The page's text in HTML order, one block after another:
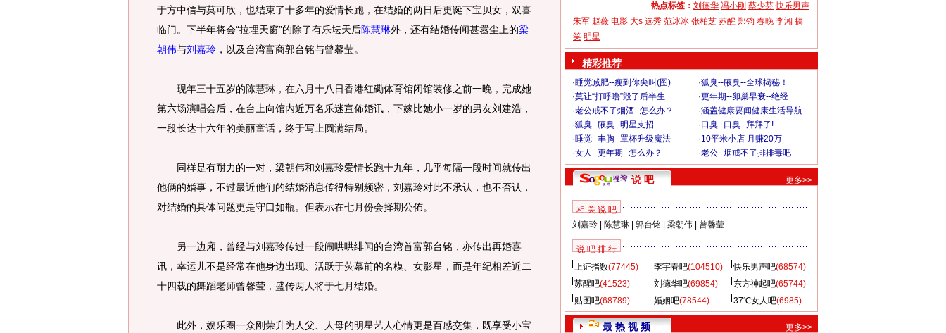
于方中信与莫可欣，也结束了十多年的爱情长跑，在结婚的两日后更诞下宝贝女，双喜
临门。下半年将会“拉埋天窗”的除了有乐坛天后陈慧琳外，还有结婚传闻甚嚣尘上的梁
朝伟与刘嘉玲 ，以及台湾富商郭台铭与曾馨莹。
现年三十五岁的陈慧琳，在六月十八日香港红磡体育馆闭馆装修之前一晚，完成她
第六场演唱会后，在台上向馆内近万名乐迷宣佈婚讯，下嫁比她小一岁的男友刘建浩，
一段长达十六年的美丽童话，终于写上圆满结局。
同样是有耐力的一对，梁朝伟和刘嘉玲爱情长跑十九年，几乎每隔一段时间就传出
他俩的婚事，不过最近他们的结婚消息传得特别频密，刘嘉玲对此不承认，也不否认，
对结婚的具体问题更是守口如瓶。但表示在七月份会择期公佈。
另一边廂，曾经与刘嘉玲传过一段闹哄哄绯闻的台湾首富郭台铭，亦传出再婚喜
讯，幸运儿不是经常在他身边出现、活跃于荧幕前的名模、女影星，而是年纪相差近二
十四载的舞蹈老师曾馨莹，盛传两人将于七月结婚。
此外，娱乐圈一众刚荣升为人父、人母的明星艺人心情更是百感交集，既享受小宝
热点标签： 刘德华 冯小刚 蔡少芬 快乐男声
朱军 赵薇 电影 大s 选秀 范冰冰 张柏芝 苏醒 郑钧 春晚 李湘 搞
笑 明星
精彩推荐
·睡觉减肥--瘦到你尖叫(图) ·狐臭--腋臭--全球揭秘！
·莫让“打呼噜”毁了后半生 ·更年期--卵巢早衰--绝经
·老公戒不了烟酒--怎么办？ ·涵盖健康要闻健康生活导航
·狐臭--腋臭--明星支招 ·口臭--口臭--拜拜了!
·睡觉--丰胸--罩杯升级魔法 ·10平米小店 月赚20万
·女人--更年期--怎么办？ ·老公--烟戒不了排排毒吧
说 吧 更多>>
相 关 说 吧
刘嘉玲| 陈慧琳| 郭台铭 梁朝伟| 曾馨莹
说 吧 排 行
上证指数(77445) 李宇春吧(104510) 快乐男声吧(68574)
苏醒吧(41523) 刘德华吧(69854) 东方神起吧(65744)
贴图吧(68789) 婚姻吧(78544) 37℃女人吧(6985)
最 热 视 频 更多>>